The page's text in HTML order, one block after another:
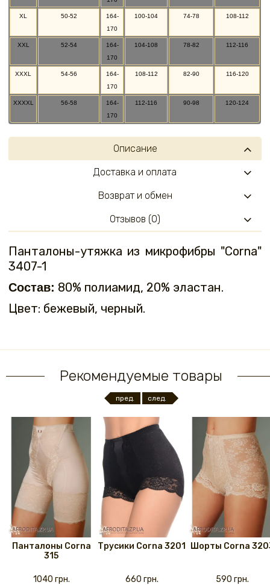
XL 50-52
164-
170
100-104 74-78 108-112
XXL 52-54
164-
170
104-108 78-82 112-116
XXXL 54-56
164-
170
108-112 82-90 116-120
XXXXL 56-58
164-
170
112-116 90-98 120-124
Описание
Панталоны-утяжка из микрофибры "Corna"
3407-1
Состав: 80% полиамид, 20% эластан.
Цвет: бежевый, черный.
Доставка и оплата
Возврат и обмен
Отзывов (0)
Рекомендуемые товары
пред. след.
Панталоны Corna
315
1040 грн.
Трусики Corna 3201
660 грн.
Шорты Corna
590 грн.